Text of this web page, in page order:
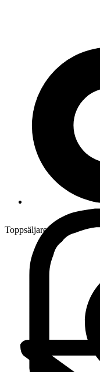
Toppsäljare